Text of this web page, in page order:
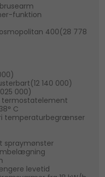
funktion
400(28 778
140 000)
000)
termostatelement
C
temperaturbegrænser
spraymønster
levetid